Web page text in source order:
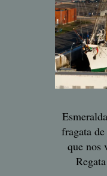
fragata
que nos